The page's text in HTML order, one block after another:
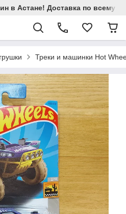
в Астане! Доставка по всему
Треки и машинки Hot